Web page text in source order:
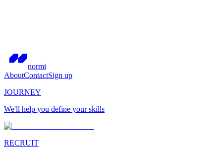
normi
AboutContactSign up
JOURNEY
We'll help you define your skills
RECRUIT